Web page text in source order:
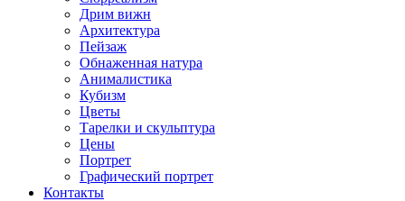
Дрим вижн
Архитектура
Пейзаж
Обнаженная натура
Анималистика
Кубизм
Цветы
Тарелки и скульптура
Цены
Портрет
Графический портрет
Контакты